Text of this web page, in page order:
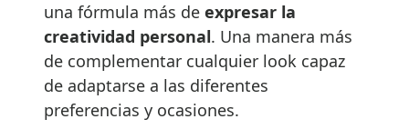
una fórmula más de expresar la
creatividad personal. Una manera más
de complementar cualquier look capaz
de adaptarse a las diferentes
preferencias y ocasiones.